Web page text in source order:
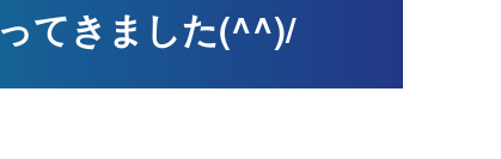
てきました(^^)/